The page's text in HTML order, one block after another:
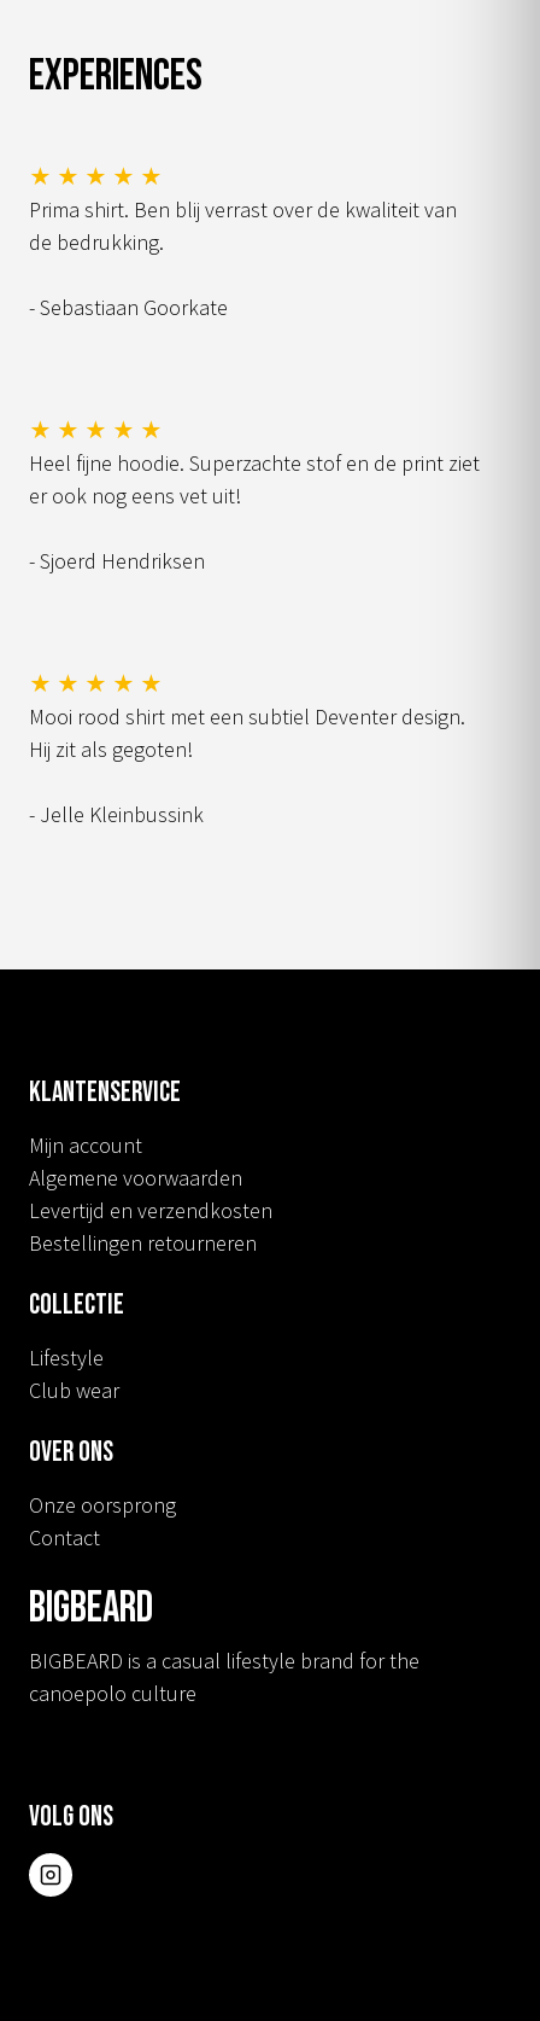
Experiences
★ ★ ★ ★ ★
Prima shirt. Ben blij verrast over de kwaliteit van
de bedrukking.
- Sebastiaan Goorkate
★ ★ ★ ★ ★
Heel fijne hoodie. Superzachte stof en de print ziet
er ook nog eens vet uit!
- Sjoerd Hendriksen
★ ★ ★ ★ ★
Mooi rood shirt met een subtiel Deventer design.
Hij zit als gegoten!
- Jelle Kleinbussink
Klantenservice
Mijn account
Algemene voorwaarden
Levertijd en verzendkosten
Bestellingen retourneren
Collectie
Lifestyle
Club wear
Over ons
Onze oorsprong
Contact
BIGBEARD
BIGBEARD is a casual lifestyle brand for the
canoepolo culture
Volg ons